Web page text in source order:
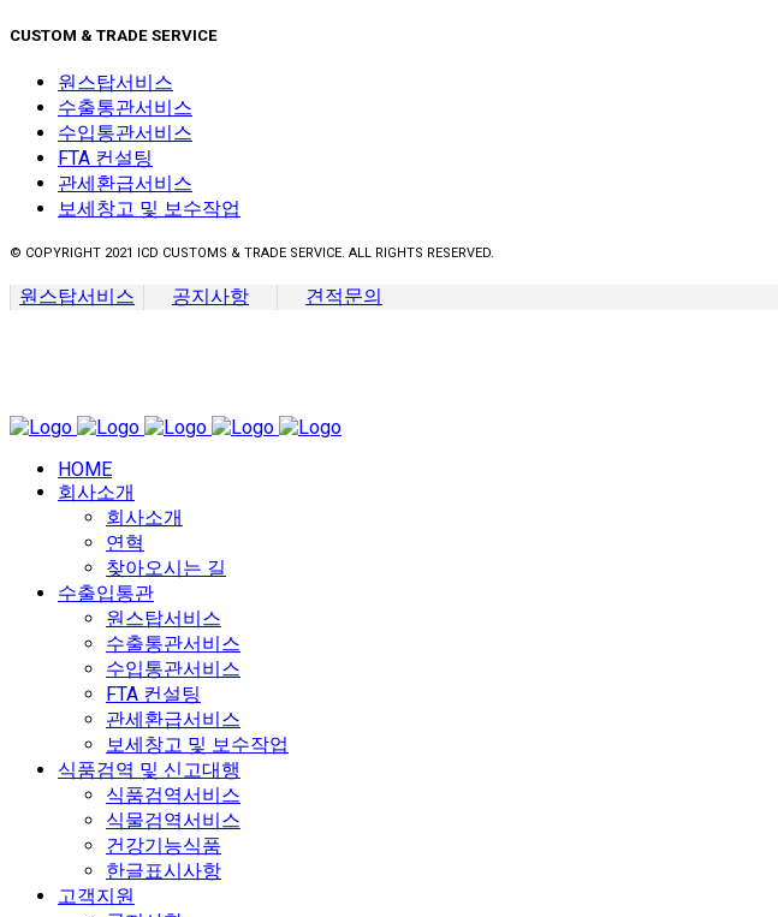
CUSTOM & TRADE SERVICE
원스탑서비스
수출통관서비스
수입통관서비스
FTA 컨설팅
관세환급서비스
보세창고 및 보수작업
© COPYRIGHT 2021 ICD CUSTOMS & TRADE SERVICE. ALL RIGHTS RESERVED.
원스탑서비스 공지사항 견적문의
HOME
회사소개
회사소개
연혁
찾아오시는 길
수출입통관
원스탑서비스
수출통관서비스
수입통관서비스
FTA 컨설팅
관세환급서비스
보세창고 및 보수작업
식품검역 및 신고대행
식품검역서비스
식물검역서비스
건강기능식품
한글표시사항
고객지원